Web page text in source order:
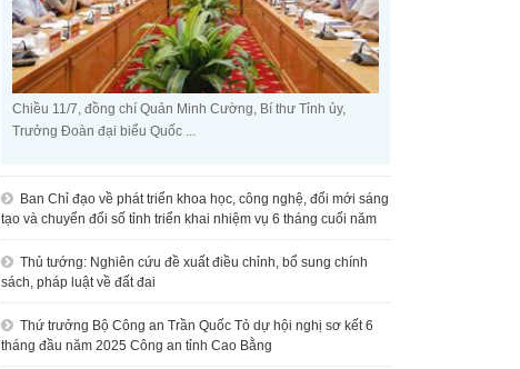
Chiều 11/7, đồng chí Quản Minh Cường, Bí thư Tỉnh ủy,
Trưởng Đoàn đại biểu Quốc ...
Ban Chỉ đạo về phát triển khoa học, công nghệ, đổi mới sáng
tạo và chuyển đổi số tỉnh triển khai nhiệm vụ 6 tháng cuối năm
Thủ tướng: Nghiên cứu đề xuất điều chỉnh, bổ sung chính
sách, pháp luật về đất đai
Thứ trưởng Bộ Công an Trần Quốc Tỏ dự hội nghị sơ kết 6
tháng đầu năm 2025 Công an tỉnh Cao Bằng